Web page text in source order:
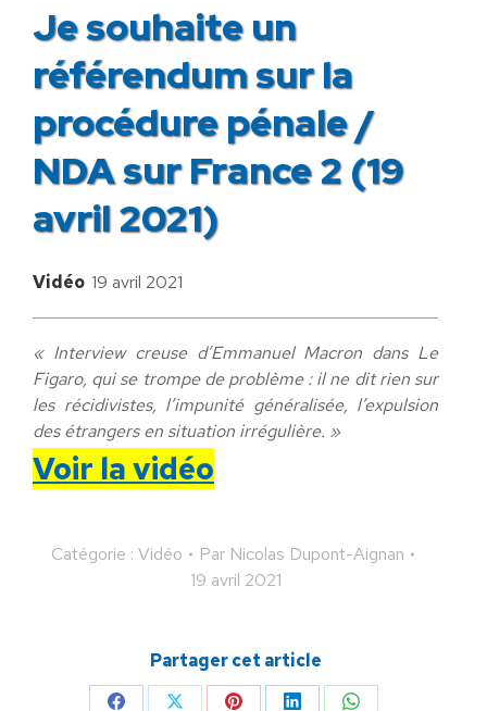
Je souhaite un
référendum sur la
procédure pénale /
NDA sur France 2 (19
avril 2021)
Vidéo 19 avril 2021
« Interview creuse d’Emmanuel Macron dans Le
Figaro, qui se trompe de problème : il ne dit rien sur
les récidivistes, l’impunité généralisée, l’expulsion
des étrangers en situation irrégulière. »
Voir la vidéo
Catégorie : Vidéo Par Nicolas Dupont-Aignan
19 avril 2021
Partager cet article